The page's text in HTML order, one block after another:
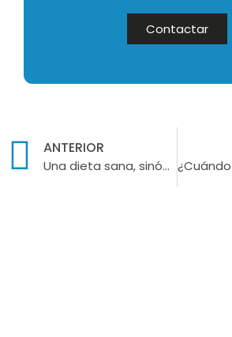
Contactar
ANTERIOR
Una dieta sana, sinónimo de una buena salud bucodental